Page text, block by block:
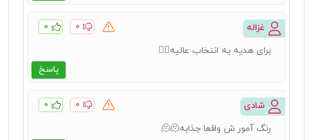
غزاله ۰ ۰
پاسخ
برای هدیه یه انتخاب عالیه👌🏻
شادی ۰ ۰
رنگ آمور ش واقعا جذابه🫠🫠